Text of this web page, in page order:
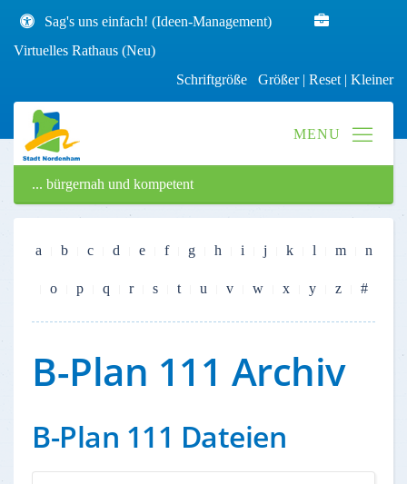
Sag's uns einfach! (Ideen-Management)
Virtuelles Rathaus (Neu)
Schriftgröße Größer| Reset | Kleiner
... bürgernah und kompetent
a b c d e f g h i j k l m n
o p q r s t u v w x y z #
B-Plan 111 Archiv
B-Plan 111 Dateien